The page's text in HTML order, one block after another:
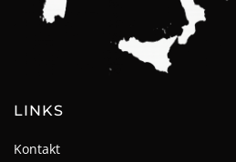
LINKS
Kontakt